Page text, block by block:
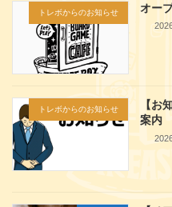
トレボからのお知らせ オー
トレボからのお知らせ
【お
案内